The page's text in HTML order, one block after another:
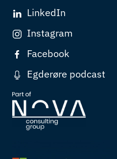
LinkedIn
Instagram
Facebook
Egderøre podcast